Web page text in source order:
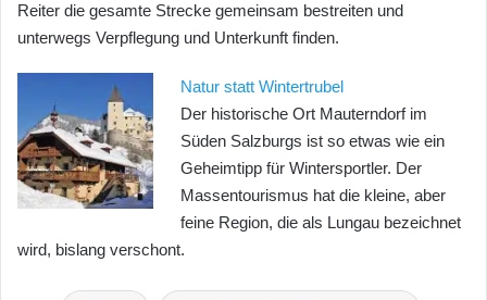
Reiter die gesamte Strecke gemeinsam bestreiten und
unterwegs Verpflegung und Unterkunft finden.
Natur statt Wintertrubel
Der historische Ort Mauterndorf im
Süden Salzburgs ist so etwas wie ein
Geheimtipp für Wintersportler. Der
Massentourismus hat die kleine, aber
feine Region, die als Lungau bezeichnet
wird, bislang verschont.